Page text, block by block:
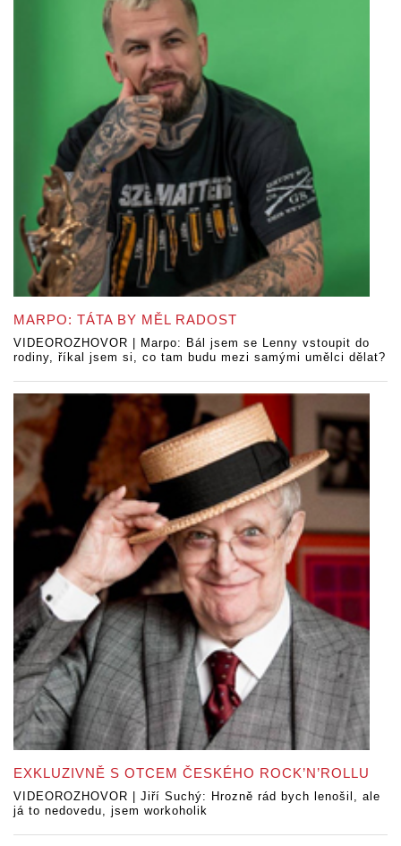
MARPO: TÁTA BY MĚL RADOST
VIDEOROZHOVOR | Marpo: Bál jsem se Lenny vstoupit do
rodiny, říkal jsem si, co tam budu mezi samými umělci dělat?
EXKLUZIVNĚ S OTCEM ČESKÉHO ROCK’N’ROLLU
VIDEOROZHOVOR | Jiří Suchý: Hrozně rád bych lenošil, ale
já to nedovedu, jsem workoholik